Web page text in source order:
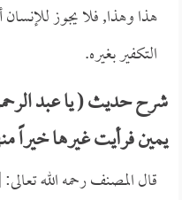
هذا وهذا, فلا يجوز
التكفير بغيره.
شرح حديث ( يا عبد
يمين فرأيت غيرها
قال المصنف رحمه الله